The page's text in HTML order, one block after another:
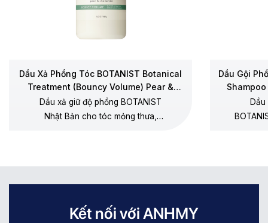
Không nên sử dụng trên vùng da đang có mụn,
viêm hoặc bị tổn thương.
nhiễm khuẩn.
Thay dao sau vài tuần sử dụng hoặc khi thấy
lưỡi dao không còn sắc bén.
Dầu Xả Phồng Tóc BOTANIST Botanical
Treatment (Bouncy Volume) Pear &
Chamomile
Dầu xả giữ độ phồng BOTANIST
Nhật Bản cho tóc mỏng thưa,
Dầu Gội
Kết nối với ANHMY